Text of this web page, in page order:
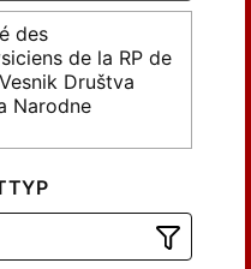
des
de la RP de
Društva
Narodne